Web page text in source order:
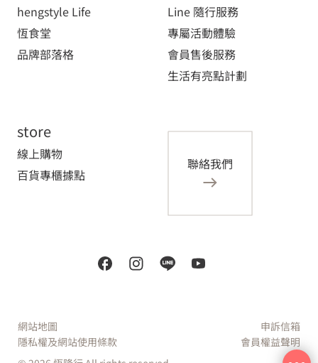
hengstyle Life
恆食堂
品牌部落格
Line 隨行服務
專屬活動體驗
會員售後服務
生活有亮點計劃
store
線上購物
百貨專櫃據點
聯絡我們
網站地圖
隱私權及網站使用條款
申訴信箱
會員權益聲明